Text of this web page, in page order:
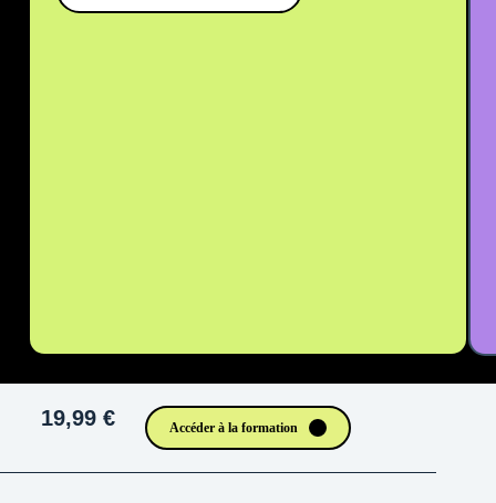
19,99 € Accéder à la formation